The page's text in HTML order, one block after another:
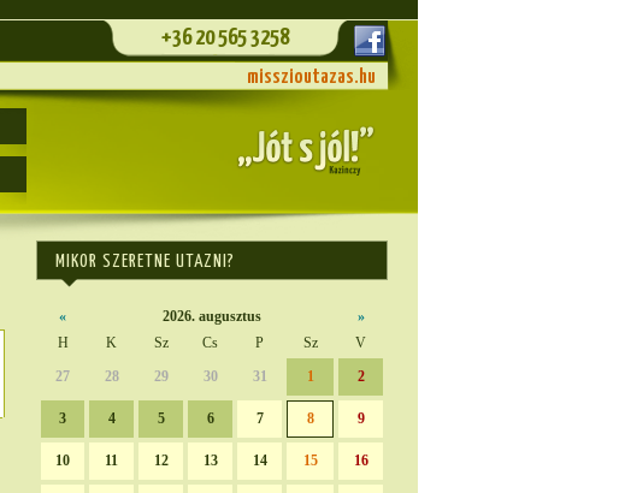
+36 20 565 3258
misszioutazas.hu
MIKOR SZERETNE UTAZNI?
« 2026. augusztus
»
H
K Sz Cs P Sz
V
27
28 29 30 31 1 2
3 4 5 6 7 8 9
10 11 12 13 14 15 16